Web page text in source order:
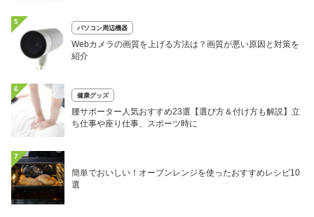
5
パソコン周辺機器
Webカメラの画質を上げる方法は？画質が悪い原因と対策を
紹介
6
健康グッズ
腰サポーター人気おすすめ23選【選び方＆付け方も解説】立
ち仕事や座り仕事、スポーツ時に
7
簡単でおいしい！オーブンレンジを使ったおすすめレシピ10
選